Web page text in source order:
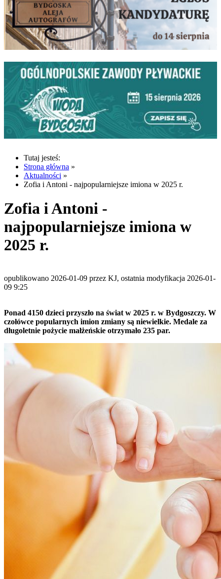
Tutaj jesteś:
Strona główna »
Aktualności »
Zofia i Antoni - najpopularniejsze imiona w 2025 r.
Zofia i Antoni -
najpopularniejsze imiona w
2025 r.
opublikowano 2026-01-09 przez KJ, ostatnia modyfikacja 2026-01-
09 9:25
Ponad 4150 dzieci przyszło na świat w 2025 r. w Bydgoszczy. W
czołówce popularnych imion zmiany są niewielkie. Medale za
długoletnie pożycie małżeńskie otrzymało 235 par.